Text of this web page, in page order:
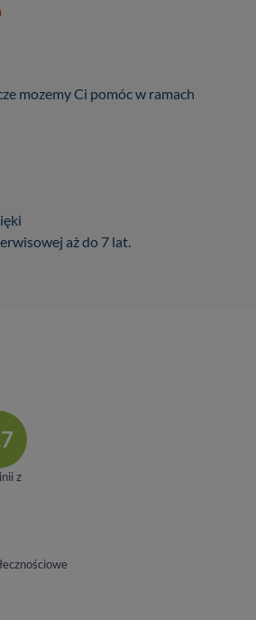
mozemy Ci pomóc w ramach
aż do 7 lat.
z